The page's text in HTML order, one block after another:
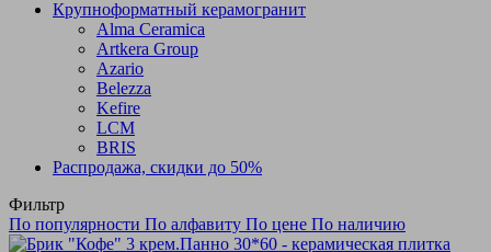
Крупноформатный керамогранит
Alma Ceramica
Artkera Group
Azario
Belezza
Kefire
LCM
BRIS
Распродажа, скидки до 50%
Фильтр
По популярности По алфавиту По цене По наличию